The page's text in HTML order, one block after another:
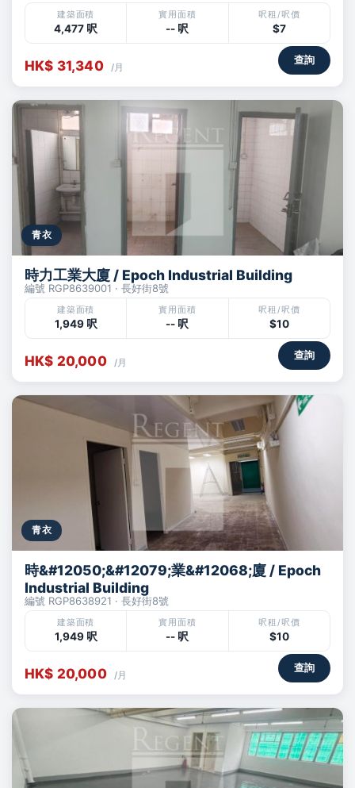
建築面積
4,477 呎
實用面積
-- 呎
呎租/呎價
$7
HK$ 31,340 /月
查詢
青衣
時力工業大廈 / Epoch Industrial Building
編號 RGP8639001 · 長好街8號
建築面積
1,949 呎
實用面積
-- 呎
呎租/呎價
$10
HK$ 20,000 /月
查詢
青衣
時&#12050;&#12079;業&#12068;廈 / Epoch
Industrial Building
編號 RGP8638921 · 長好街8號
建築面積
1,949 呎
實用面積
-- 呎
呎租/呎價
$10
HK$ 20,000 /月
查詢